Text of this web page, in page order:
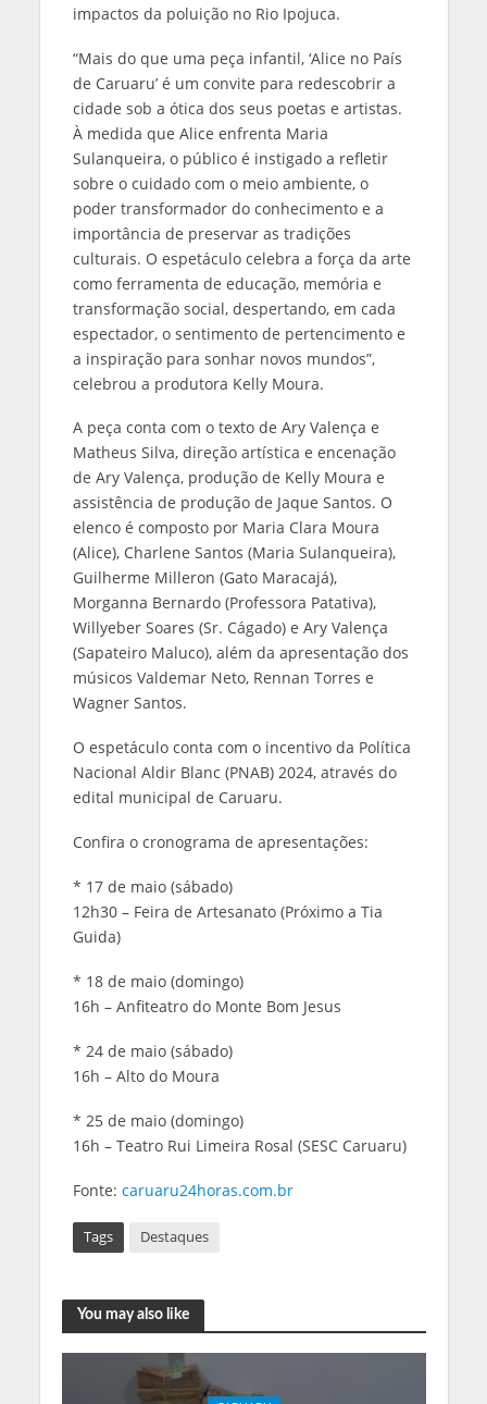
impactos da poluição no Rio Ipojuca.
“Mais do que uma peça infantil, ‘Alice no País
de Caruaru’ é um convite para redescobrir a
cidade sob a ótica dos seus poetas e artistas.
À medida que Alice enfrenta Maria
Sulanqueira, o público é instigado a refletir
sobre o cuidado com o meio ambiente, o
poder transformador do conhecimento e a
importância de preservar as tradições
culturais. O espetáculo celebra a força da arte
como ferramenta de educação, memória e
transformação social, despertando, em cada
espectador, o sentimento de pertencimento e
a inspiração para sonhar novos mundos”,
celebrou a produtora Kelly Moura.
A peça conta com o texto de Ary Valença e
Matheus Silva, direção artística e encenação
de Ary Valença, produção de Kelly Moura e
assistência de produção de Jaque Santos. O
elenco é composto por Maria Clara Moura
(Alice), Charlene Santos (Maria Sulanqueira),
Guilherme Milleron (Gato Maracajá),
Morganna Bernardo (Professora Patativa),
Willyeber Soares (Sr. Cágado) e Ary Valença
(Sapateiro Maluco), além da apresentação dos
músicos Valdemar Neto, Rennan Torres e
Wagner Santos.
O espetáculo conta com o incentivo da Política
Nacional Aldir Blanc (PNAB) 2024, através do
edital municipal de Caruaru.
Confira o cronograma de apresentações:
* 17 de maio (sábado)
12h30 – Feira de Artesanato (Próximo a Tia
Guida)
* 18 de maio (domingo)
16h – Anfiteatro do Monte Bom Jesus
* 24 de maio (sábado)
16h – Alto do Moura
* 25 de maio (domingo)
16h – Teatro Rui Limeira Rosal (SESC Caruaru)
Fonte: caruaru24horas.com.br
Tags Destaques
You may also like